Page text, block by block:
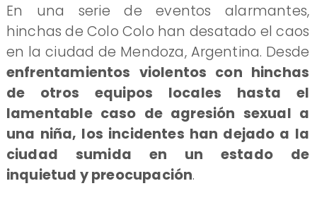
​En una serie de eventos alarmantes,
hinchas de Colo Colo han desatado el caos
en la ciudad de Mendoza, Argentina. Desde
enfrentamientos violentos con hinchas
de otros equipos locales hasta el
lamentable caso de agresión sexual a
una niña, los incidentes han dejado a la
ciudad sumida en un estado de
inquietud y preocupación.